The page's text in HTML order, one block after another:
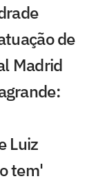
de
Madrid
Luiz
tem'